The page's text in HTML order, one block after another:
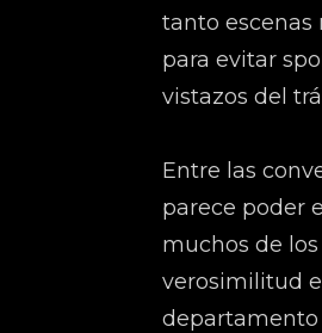
tanto escenas
para evitar
vistazos del
Entre las
parece poder
muchos de
verosimilitud
departamento